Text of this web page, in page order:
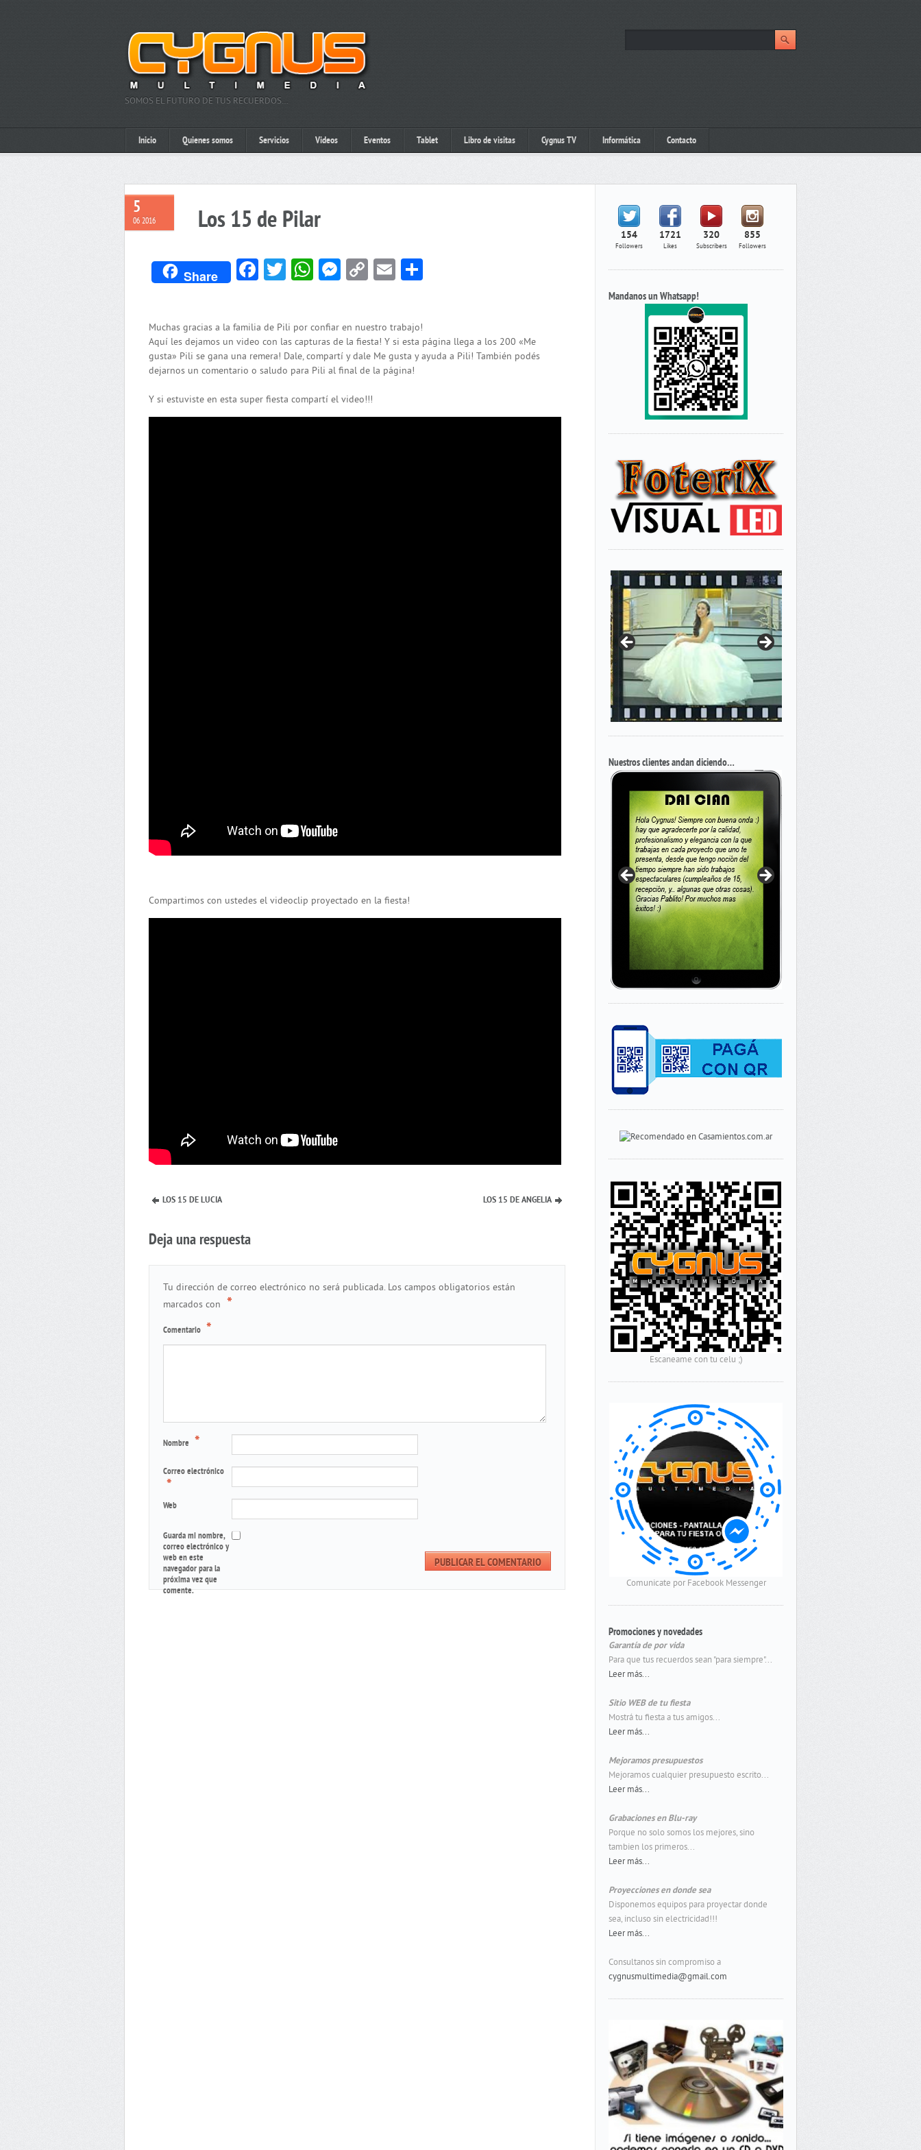
SOMOS EL FUTURO DE TUS RECUERDOS…
Inicio Quienes somos Servicios Videos Eventos Tablet Libro de visitas Cygnus TV Informática Contacto
5
06 2016 Los 15 de Pilar
Share Facebook
Twitter
WhatsApp
Messenger
CopyEmail
Muchas gracias a la familia de Pili por confiar en nuestro trabajo!
Aquí les dejamos un video con las capturas de la fiesta! Y si esta página llega a los 200 «Me
gusta» Pili se gana una remera! Dale, compartí y dale Me gusta y ayuda a Pili! También podés
dejarnos un comentario o saludo para Pili al final de la página!
Y si estuviste en esta super fiesta compartí el video!!!
Compartimos con ustedes el videoclip proyectado en la fiesta!
LOS 15 DE LUCIA LOS 15 DE ANGELIA
Deja una respuesta
Tu dirección de correo electrónico no será publicada. Los campos obligatorios están
marcados con *
Comentario *
Nombre *
Correo electrónico
*
Web
Guarda mi nombre,
correo electrónico y
web en este
navegador para la
próxima vez que
comente.
154
Followers
1721
Likes
320
Subscribers
855
Followers
Mandanos un Whatsapp!
Nuestros clientes andan diciendo…
Escaneame con tu celu ;)
Comunicate por Facebook Messenger
Promociones y novedades
Garantía de por vida
Para que tus recuerdos sean "para siempre"...
Leer más...
Sitio WEB de tu fiesta
Mostrá tu fiesta a tus amigos...
Leer más...
Mejoramos presupuestos
Mejoramos cualquier presupuesto escrito...
Leer más...
Grabaciones en Blu-ray
Porque no solo somos los mejores, sino
tambien los primeros...
Leer más...
Proyecciones en donde sea
Disponemos equipos para proyectar donde
sea, incluso sin electricidad!!!
Leer más...
Consultanos sin compromiso a
cygnusmultimedia@gmail.com